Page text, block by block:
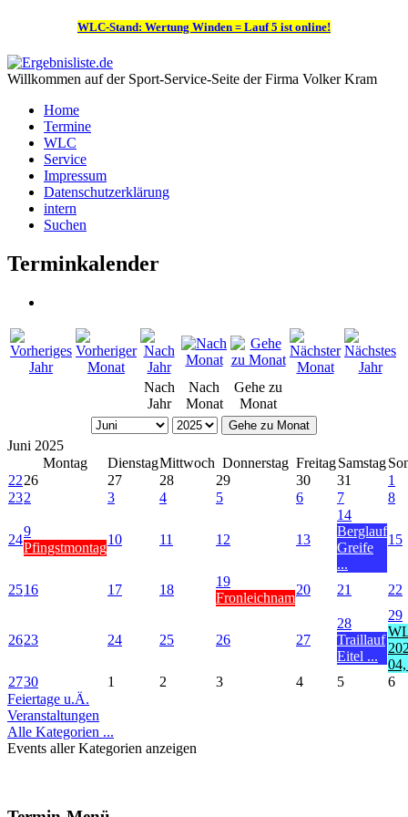
WLC-Stand: Wertung Winden = Lauf 5 ist online!
Willkommen auf der Sport-Service-Seite der Firma Volker Kram
Home
Termine
WLC
Service
Impressum
Datenschutzerklärung
intern
Suchen
Terminkalender
Nach
Jahr
Nach
Monat
Gehe zu
Monat
Gehe zu Monat
Juni 2025
Montag
DienstagMittwoch Donnerstag FreitagSamstag
2226 27 28 29 30 31
1
232 3 4 5 6 7 8
24
9
Pfingstmontag
10 11 12 13
14
Berglauf
Greife
...
15
2516 17 18
19
Fronleichnam
20 21 22
2623 24 25 26 27
28
Traillauf
Eitel ...
29
2730 1 2 3 4 5
6
Feiertage u.Ä.
Veranstaltungen
Alle Kategorien ...
Events aller Kategorien anzeigen